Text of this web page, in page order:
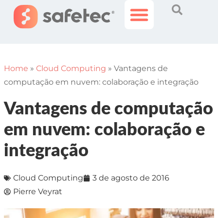
Home » Cloud Computing » Vantagens de
computação em nuvem: colaboração e integração
Vantagens de computação
em nuvem: colaboração e
integração
Cloud Computing
3 de agosto de 2016
Pierre Veyrat